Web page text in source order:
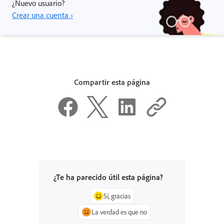
¿Nuevo usuario?
Crear una cuenta ›
Compartir esta página
¿Te ha parecido útil esta página?
Sí, gracias
La verdad es que no